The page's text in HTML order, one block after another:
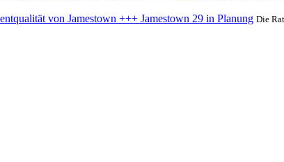
von Jamestown +++ Jamestown 29 in Planung Die